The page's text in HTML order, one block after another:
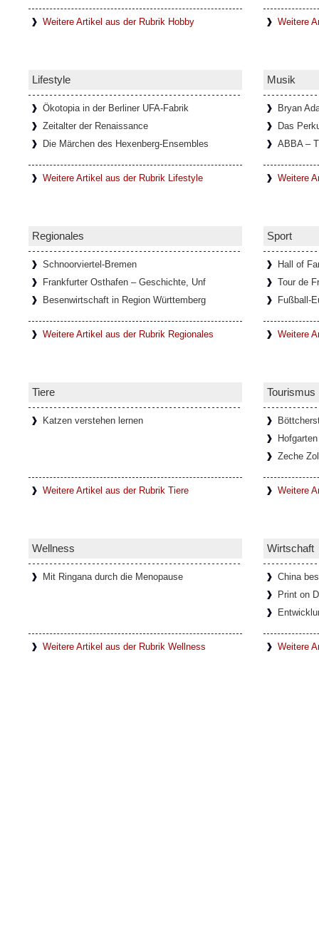
Diavolo, die [Weiterlesen...]
Um Schloss Köpenick rankt sich eine
ehemalige Burg auf der Schlossinsel, mit
ausgezeichnete
[Weiterlesen...]
Im Goethe-Haus in Rom läuft eine
Weitere Artikel aus der Rubrik Hobby Weitere
Lifestyle
Ökotopia in der Berliner UFA-Fabrik
Zeitalter der Renaissance
Die Märchen des Hexenberg-Ensembles
Weitere Artikel aus der Rubrik Lifestyle
Musik
Bryan
Das
ABBA –
Weitere
Regionales
Schnoorviertel-Bremen
Frankfurter Osthafen – Geschichte, Unf
Besenwirtschaft in Region Württemberg
Weitere Artikel aus der Rubrik Regionales
Sport
Hall of
Tour de
Fußball-
Weitere
Tiere
Katzen verstehen lernen
Weitere Artikel aus der Rubrik Tiere
Tourismus
Zeche
Weitere
Wellness
Mit Ringana durch die Menopause
Weitere Artikel aus der Rubrik Wellness
Wirtschaft
China
Print on
Weitere